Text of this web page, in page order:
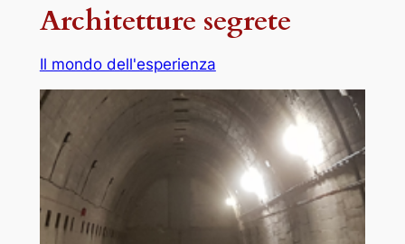
Architetture segrete
Il mondo dell'esperienza